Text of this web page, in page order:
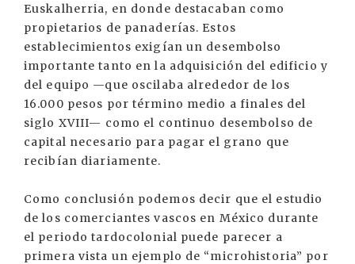
Euskalherria, en donde destacaban como
propietarios de panaderías. Estos
establecimientos exigían un desembolso
importante tanto en la adquisición del edificio y
del equipo —que oscilaba alrededor de los
16.000 pesos por término medio a finales del
siglo XVIII— como el continuo desembolso de
capital necesario para pagar el grano que
recibían diariamente.
Como conclusión podemos decir que el estudio
de los comerciantes vascos en México durante
el periodo tardocolonial puede parecer a
primera vista un ejemplo de “microhistoria” por